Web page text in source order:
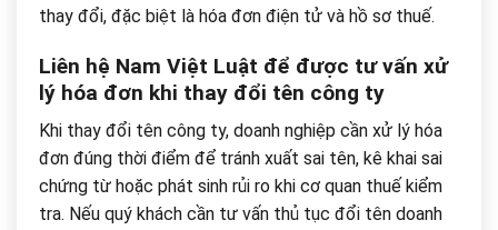
thay đổi, đặc biệt là hóa đơn điện tử và hồ sơ thuế.
Liên hệ Nam Việt Luật để được tư vấn xử
lý hóa đơn khi thay đổi tên công ty
Khi thay đổi tên công ty, doanh nghiệp cần xử lý hóa
đơn đúng thời điểm để tránh xuất sai tên, kê khai sai
chứng từ hoặc phát sinh rủi ro khi cơ quan thuế kiểm
tra. Nếu quý khách cần tư vấn thủ tục đổi tên doanh